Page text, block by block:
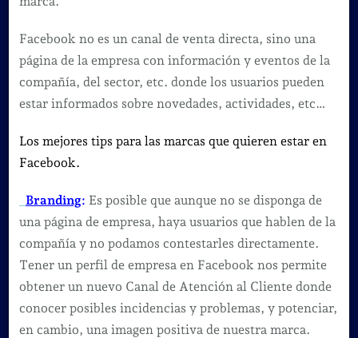
Facebook no es un canal de venta directa, sino una
página de la empresa con información y eventos de la
compañía, del sector, etc. donde los usuarios pueden
estar informados sobre novedades, actividades, etc…
Los mejores tips para las marcas que quieren estar en
Facebook.
Branding: Es posible que aunque no se disponga de
una página de empresa, haya usuarios que hablen de la
compañía y no podamos contestarles directamente.
Tener un perfil de empresa en Facebook nos permite
obtener un nuevo Canal de Atención al Cliente donde
conocer posibles incidencias y problemas, y potenciar,
en cambio, una imagen positiva de nuestra marca.